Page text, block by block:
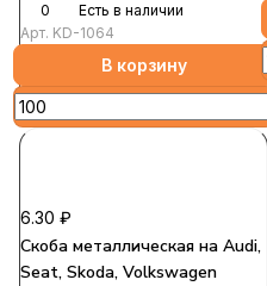
0
Есть в наличии
Арт. KD-1064
В корзину
6.30 ₽
Скоба металлическая на Audi,
Seat, Skoda, Volkswagen